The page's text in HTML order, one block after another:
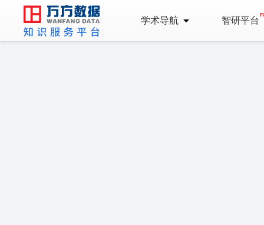
学术导航 智研平台